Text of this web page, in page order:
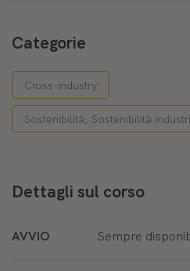
Categorie
Cross-industry
Sostenibilità, Sostenibilità
Dettagli sul corso
AVVIO Sempre